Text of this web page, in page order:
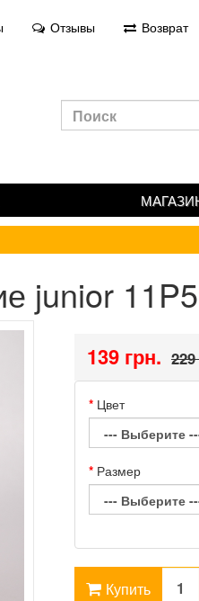
Отзывы Возврат
junior
139 грн.
Цвет
Размер
Купить